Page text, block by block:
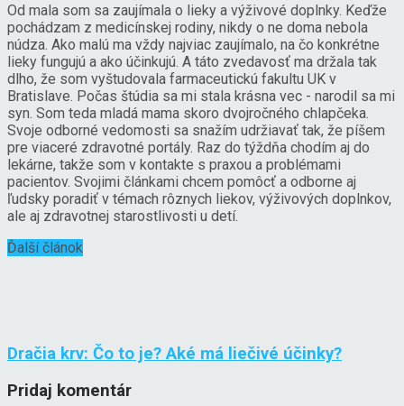
Od mala som sa zaujímala o lieky a výživové doplnky. Keďže
pochádzam z medicínskej rodiny, nikdy o ne doma nebola
núdza. Ako malú ma vždy najviac zaujímalo, na čo konkrétne
lieky fungujú a ako účinkujú. A táto zvedavosť ma držala tak
dlho, že som vyštudovala farmaceutickú fakultu UK v
Bratislave. Počas štúdia sa mi stala krásna vec - narodil sa mi
syn. Som teda mladá mama skoro dvojročného chlapčeka.
Svoje odborné vedomosti sa snažím udržiavať tak, že píšem
pre viaceré zdravotné portály. Raz do týždňa chodím aj do
lekárne, takže som v kontakte s praxou a problémami
pacientov. Svojimi článkami chcem pomôcť a odborne aj
ľudsky poradiť v témach rôznych liekov, výživových doplnkov,
ale aj zdravotnej starostlivosti u detí.
Ďalší článok
Dračia krv: Čo to je? Aké má liečivé účinky?
Pridaj komentár